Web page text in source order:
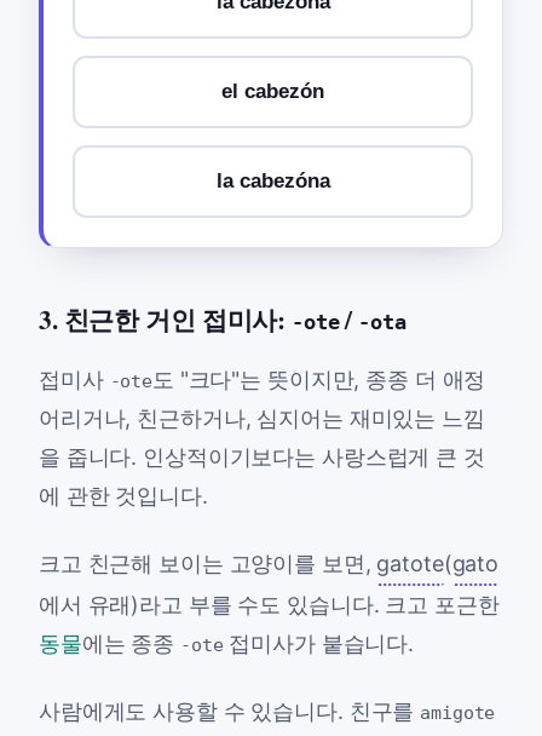
el cabezón
la cabezóna
3. 친근한 거인 접미사: -ote/ -ota
접미사 -ote 도 "크다"는 뜻이지만, 종종 더 애정
어리거나, 친근하거나, 심지어는 재미있는 느낌
을 줍니다. 인상적이기보다는 사랑스럽게 큰 것
에 관한 것입니다.
크고 친근해 보이는 고양이를 보면, gatote(gato
에서 유래)라고 부를 수도 있습니다. 크고 포근한
동물에는 종종 -ote 접미사가 붙습니다.
사람에게도 사용할 수 있습니다. 친구를 amigote